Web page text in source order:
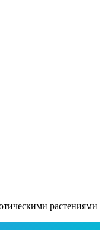
растениями